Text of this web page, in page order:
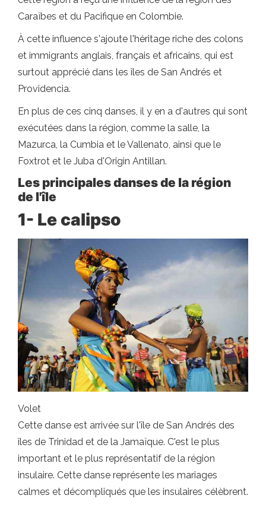
Caraïbes et du Pacifique en Colombie.
À cette influence s'ajoute l'héritage riche des colons
et immigrants anglais, français et africains, qui est
surtout apprécié dans les îles de San Andrés et
Providencia.
En plus de ces cinq danses, il y en a d'autres qui sont
exécutées dans la région, comme la salle, la
Mazurca, la Cumbia et le Vallenato, ainsi que le
Foxtrot et le Juba d'Origin Antillan.
Les principales danses de la région
de l'île
1- Le calipso
Volet
Cette danse est arrivée sur l'île de San Andrés des
îles de Trinidad et de la Jamaïque. C'est le plus
important et le plus représentatif de la région
insulaire. Cette danse représente les mariages
calmes et décompliqués que les insulaires célèbrent.